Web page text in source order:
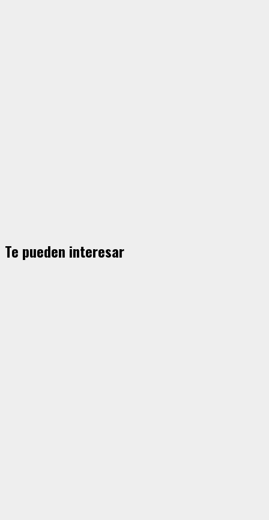
Te pueden interesar